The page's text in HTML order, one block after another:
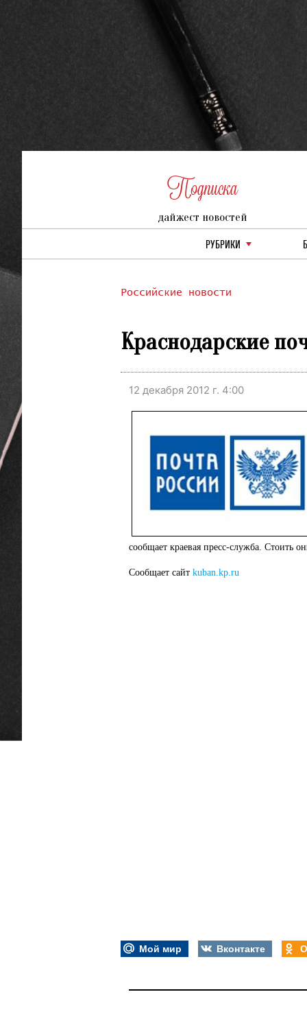
Подписка
дайжест новостей
РУБРИКИ
Российские новости
Краснодарские
12 декабря 2012 г. 4:00
сообщает краевая пресс-служба. Стоить
Сообщает сайт kuban.kp.ru
Мой мир Вконтакте